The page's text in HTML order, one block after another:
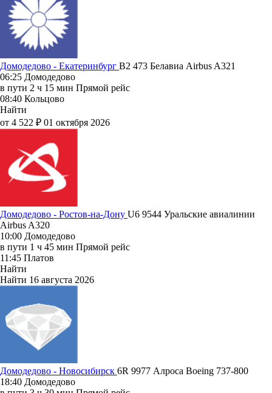
Домодедово - Екатеринбург B2 473 Белавиа Airbus A321
06:25 Домодедово
в пути 2 ч 15 мин Прямой рейс
08:40 Кольцово
Найти
от 4 522 ₽ 01 октября 2026
Домодедово - Ростов-на-Дону U6 9544 Уральские авиалинии
Airbus A320
10:00 Домодедово
в пути 1 ч 45 мин Прямой рейс
11:45 Платов
Найти
Найти 16 августа 2026
Домодедово - Новосибирск 6R 9977 Алроса Boeing 737-800
18:40 Домодедово